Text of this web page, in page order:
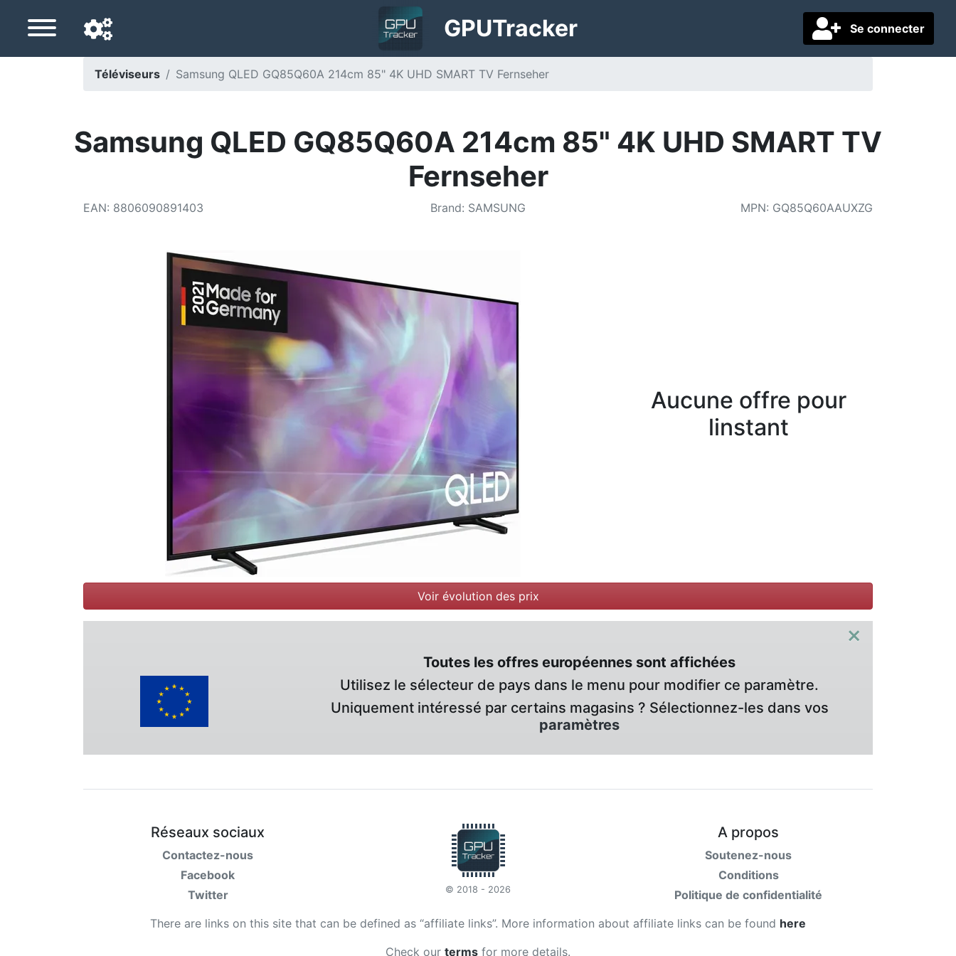
Se connecter
GPUTracker
Pays de livraison
Téléviseurs Samsung QLED GQ85Q60A 214cm 85" 4K UHD SMART TV Fernseher
Samsung QLED GQ85Q60A 214cm 85" 4K UHD SMART TV
Fernseher
EAN: 8806090891403 Brand: SAMSUNG MPN: GQ85Q60AAUXZG
Aucune offre pour
linstant
Voir évolution des prix
×
Toutes les offres européennes sont affichées
Utilisez le sélecteur de pays dans le menu pour modifier ce paramètre.
Uniquement intéressé par certains magasins ? Sélectionnez-les dans vos
paramètres
Réseaux sociaux
Contactez-nous
Facebook
Twitter
© 2018 - 2026
A propos
Soutenez-nous
Conditions
Politique de confidentialité
There are links on this site that can be defined as “affiliate links”. More information about affiliate links can be found here
Check our terms for more details.